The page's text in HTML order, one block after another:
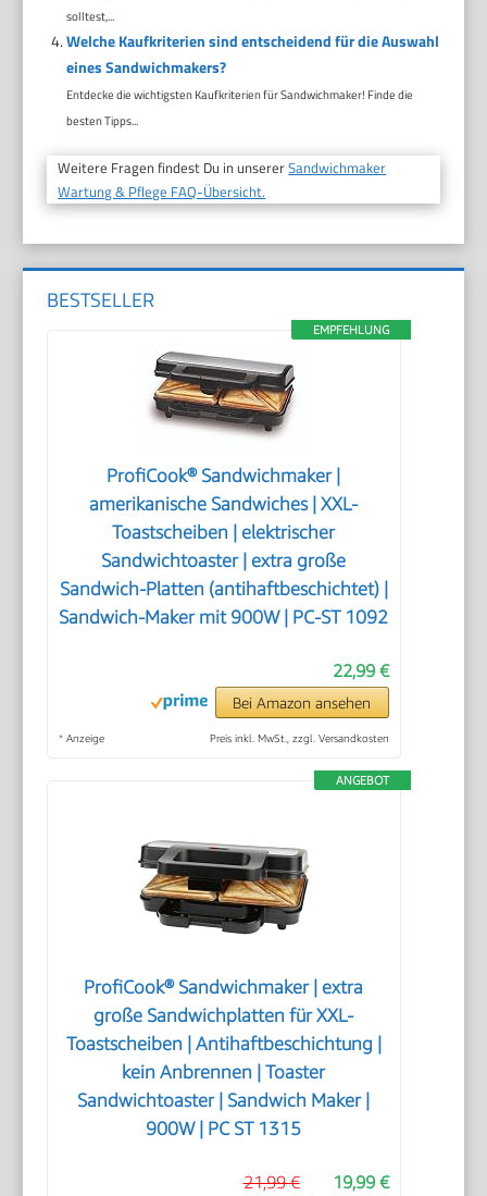
solltest,...
Welche Kaufkriterien sind entscheidend für die Auswahl
eines Sandwichmakers?
Entdecke die wichtigsten Kaufkriterien für Sandwichmaker! Finde die
besten Tipps...
Weitere Fragen findest Du in unsererSandwichmaker
Wartung & Pflege FAQ-Übersicht.
BESTSELLER
EMPFEHLUNG
ProfiCook® Sandwichmaker |
amerikanische Sandwiches | XXL-
Toastscheiben | elektrischer
Sandwichtoaster | extra große
Sandwich-Platten (antihaftbeschichtet) |
Sandwich-Maker mit 900W | PC-ST 1092
22,99 €
Bei Amazon ansehen
* Anzeige Preis inkl. MwSt., zzgl. Versandkosten
ANGEBOT
ProfiCook® Sandwichmaker | extra
große Sandwichplatten für XXL-
Toastscheiben | Antihaftbeschichtung |
kein Anbrennen | Toaster
Sandwichtoaster | Sandwich Maker |
900W | PC ST 1315
19,99 €
21,99 €